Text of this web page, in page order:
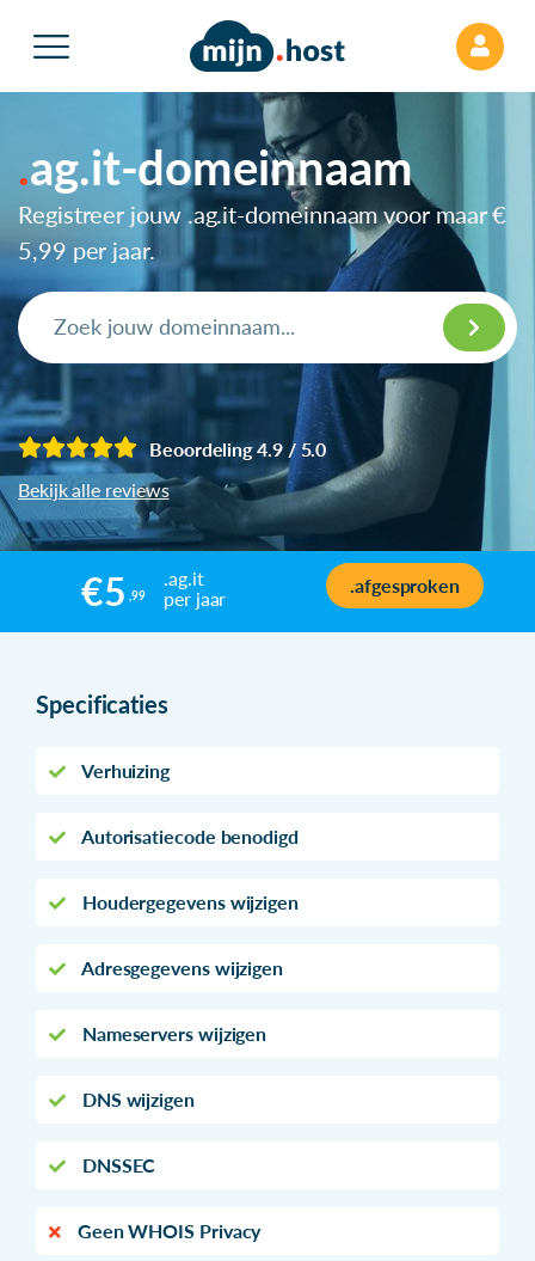
ag.it-domeinnaam
Registreer jouw .ag.it-domeinnaam voor maar€
5,99 per jaar.
Beoordeling 4.9 / 5.0
Bekijk alle reviews
€5 ,99
.ag.it
per jaar
.afgesproken
Specificaties
Verhuizing
Autorisatiecode benodigd
Houdergegevens wijzigen
Adresgegevens wijzigen
Nameservers wijzigen
DNS wijzigen
DNSSEC
Geen WHOIS Privacy